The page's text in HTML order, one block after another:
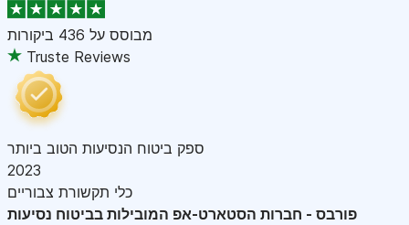
מבוסס על
Truste Reviews
ספק ביטוח הנסיעות הטוב ביותר
2023
כלי תקשורת צבוריים
פורבס - חברות הסטארט-אפ המובילות בביטוח נסיעות